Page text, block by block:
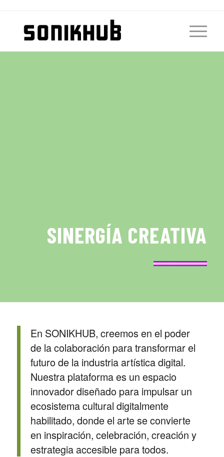
SINERGÍA CREATIVA
En SONIKHUB, creemos en el poder
de la colaboración para transformar el
futuro de la industria artística digital.
Nuestra plataforma es un espacio
innovador diseñado para impulsar un
ecosistema cultural digitalmente
habilitado, donde el arte se convierte
en inspiración, celebración, creación y
estrategia accesible para todos.